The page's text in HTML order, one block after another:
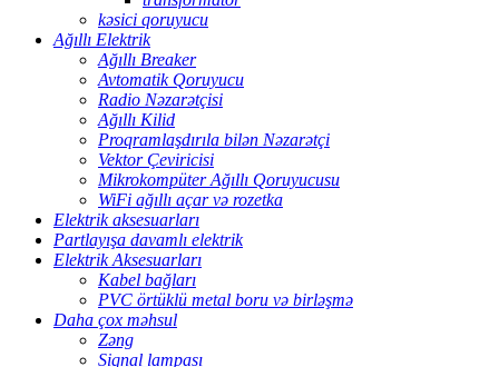
kəsici qoruyucu
Ağıllı Elektrik
Ağıllı Breaker
Avtomatik Qoruyucu
Radio Nəzarətçisi
Ağıllı Kilid
Proqramlaşdırıla bilən Nəzarətçi
Vektor Çeviricisi
Mikrokompüter Ağıllı Qoruyucusu
WiFi ağıllı açar və rozetka
Elektrik aksesuarları
Partlayışa davamlı elektrik
Elektrik Aksesuarları
Kabel bağları
PVC örtüklü metal boru və birləşmə
Daha çox məhsul
Zəng
Siqnal lampası